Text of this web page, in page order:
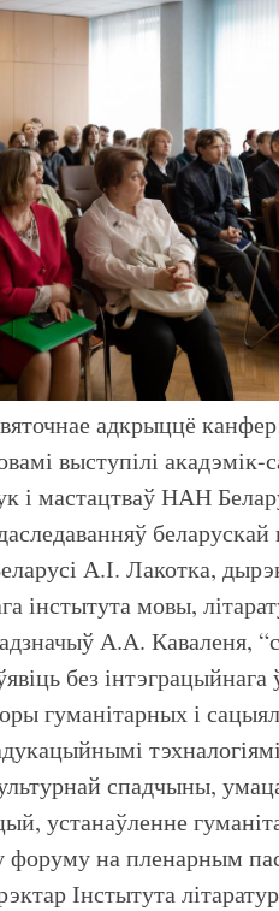
адкрыццё
выступілі акадэмік-
і мастацтваў НАН
А.І. Лакотка,
інстытута мовы,
А.А. Каваленя,
без інтэграцыйнага
гуманітарных і
спадчыны,
устанаўленне
форуму на пленарным
Інстытута